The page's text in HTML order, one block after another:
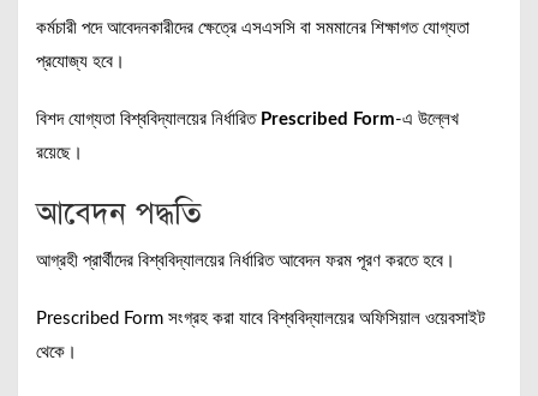
কর্মচারী পদে আবেদনকারীদের ক্ষেত্রে এসএসসি বা সমমানের শিক্ষাগত যোগ্যতা
প্রযোজ্য হবে।
বিশদ যোগ্যতা বিশ্ববিদ্যালয়ের নির্ধারিত Prescribed Form-এ উল্লেখ
রয়েছে।
আবেদন পদ্ধতি
আগ্রহী প্রার্থীদের বিশ্ববিদ্যালয়ের নির্ধারিত আবেদন ফরম পূরণ করতে হবে।
Prescribed Form সংগ্রহ করা যাবে বিশ্ববিদ্যালয়ের অফিসিয়াল ওয়েবসাইট
থেকে।